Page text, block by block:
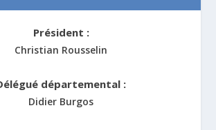
Président :
Christian Rousselin
départemental :
Didier Burgos